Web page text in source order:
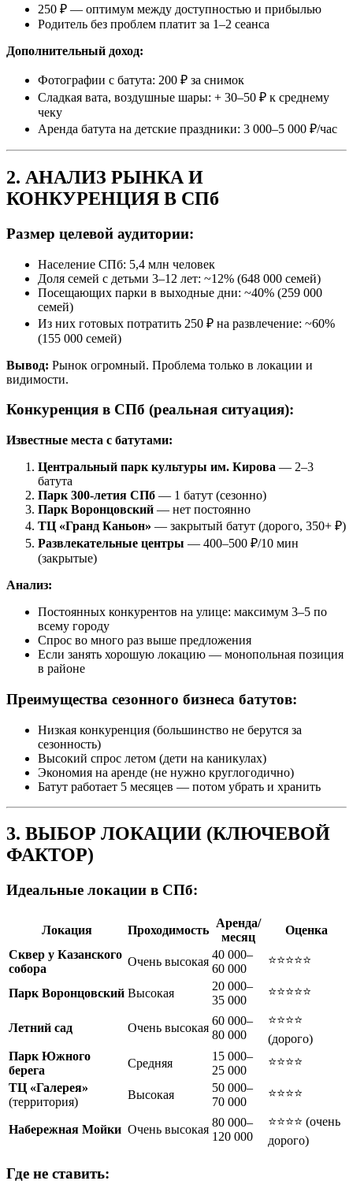
250 ₽ — оптимум между доступностью и прибылью
Родитель без проблем платит за 1–2 сеанса
Дополнительный доход:
Фотографии с батута: 200 ₽ за снимок
Сладкая вата, воздушные шары: + 30–50 ₽ к среднему
чеку
Аренда батута на детские праздники: 3 000–5 000 ₽/час
2. АНАЛИЗ РЫНКА И
КОНКУРЕНЦИЯ В СПб
Размер целевой аудитории:
Население СПб: 5,4 млн человек
Доля семей с детьми 3–12 лет: ~12% (648 000 семей)
Посещающих парки в выходные дни: ~40% (259 000
семей)
Из них готовых потратить 250 ₽ на развлечение: ~60%
(155 000 семей)
Вывод: Рынок огромный. Проблема только в локации и
видимости.
Конкуренция в СПб (реальная ситуация):
Известные места с батутами:
Центральный парк культуры им. Кирова — 2–3
батута
Парк 300-летия СПб — 1 батут (сезонно)
Парк Воронцовский — нет постоянно
ТЦ «Гранд Каньон» — закрытый батут (дорого, 350+ ₽)
Развлекательные центры — 400–500 ₽/10 мин
(закрытые)
Анализ:
Постоянных конкурентов на улице: максимум 3–5 по
всему городу
Спрос во много раз выше предложения
Если занять хорошую локацию — монопольная позиция
в районе
Преимущества сезонного бизнеса батутов:
Низкая конкуренция (большинство не берутся за
сезонность)
Высокий спрос летом (дети на каникулах)
Экономия на аренде (не нужно круглогодично)
Батут работает 5 месяцев — потом убрать и хранить
3. ВЫБОР ЛОКАЦИИ (КЛЮЧЕВОЙ
ФАКТОР)
Идеальные локации в СПб:
Локация Проходимость
Аренда/
месяц
Оценка
Сквер у Казанского
собора
Очень высокая
40 000–
60 000
⭐⭐⭐⭐⭐
Парк Воронцовский Высокая
20 000–
35 000
⭐⭐⭐⭐⭐
Летний сад Очень высокая
60 000–
80 000
⭐⭐⭐⭐
(дорого)
Парк Южного
берега
Средняя
15 000–
25 000
⭐⭐⭐⭐
ТЦ «Галерея»
(территория)
Высокая
50 000–
70 000
⭐⭐⭐⭐
Набережная Мойки Очень высокая
80 000–
120 000
⭐⭐⭐⭐ (очень
дорого)
Где не ставить: